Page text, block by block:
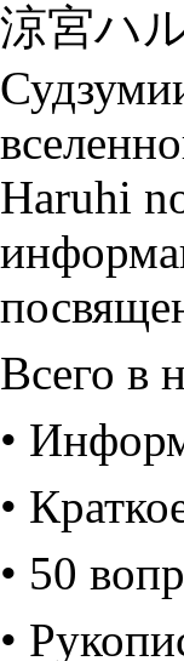
涼宮ハ
Haruhi
Всего в
•
•
• 50
•